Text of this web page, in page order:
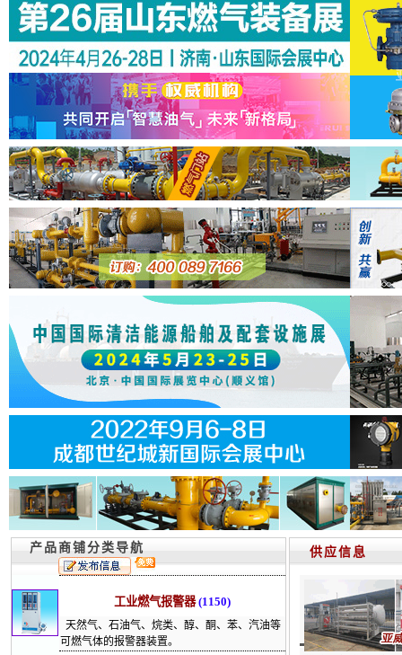
产品商铺分类导航
工业燃气报警器(1150)
天然气、石油气、烷类、醇、酮、苯、汽油等
可燃气体的报警器装置。
供应信息